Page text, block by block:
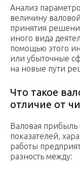
Анализ
величину
принятия
иного вида
помощью этого
или убыточные
на новые пути
Что такое
отличие от
Валовая прибыль
показателей,
работы
разность между: